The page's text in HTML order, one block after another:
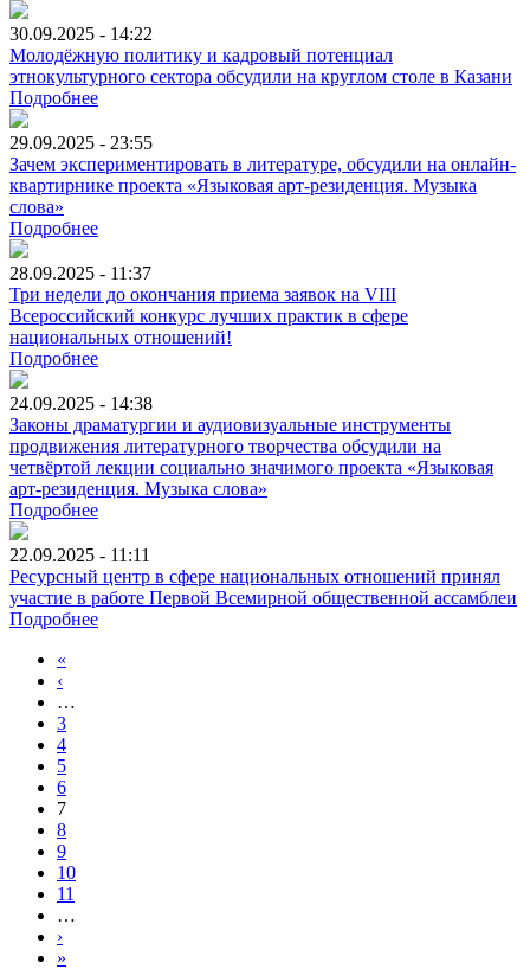
30.09.2025 - 14:22
Молодёжную политику и кадровый потенциал
этнокультурного сектора обсудили на круглом столе в Казани
Подробнее
29.09.2025 - 23:55
Зачем экспериментировать в литературе, обсудили на онлайн-
квартирнике проекта «Языковая арт-резиденция. Музыка
слова»
Подробнее
28.09.2025 - 11:37
Три недели до окончания приема заявок на VIII
Всероссийский конкурс лучших практик в сфере
национальных отношений!
Подробнее
24.09.2025 - 14:38
Законы драматургии и аудиовизуальные инструменты
продвижения литературного творчества обсудили на
четвёртой лекции социально значимого проекта «Языковая
арт-резиденция. Музыка слова»
Подробнее
22.09.2025 - 11:11
Ресурсный центр в сфере национальных отношений принял
участие в работе Первой Всемирной общественной ассамблеи
Подробнее
«
‹
…
3
4
5
6
7
8
9
10
11
…
›
»